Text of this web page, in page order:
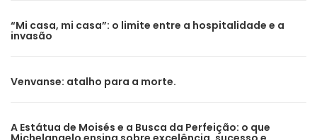
“Mi casa, mi casa”: o limite entre a hospitalidade e a
invasão
Venvanse: atalho para a morte.
A Estátua de Moisés e a Busca da Perfeição: o que